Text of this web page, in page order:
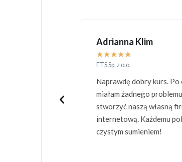
Mateusz Golka
★★★★★
Freelancer/student
Kurs spełnił moje
oczekiwania.Trzy i pół
praktycznej, które
stworzenia doskonałej
mnie.Z pełną